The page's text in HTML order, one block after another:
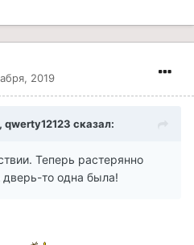
2019
qwerty12123 сказал:
Теперь растерянно
то одна была!